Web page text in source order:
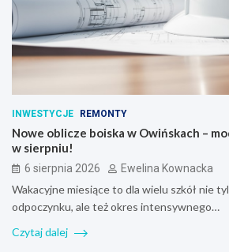
INWESTYCJE REMONTY
Nowe oblicze boiska w Owińskach –
w sierpniu!
6 sierpnia 2026 Ewelina Kownacka
Wakacyjne miesiące to dla wielu szkół nie
odpoczynku, ale też okres intensywnego…
Czytaj dalej